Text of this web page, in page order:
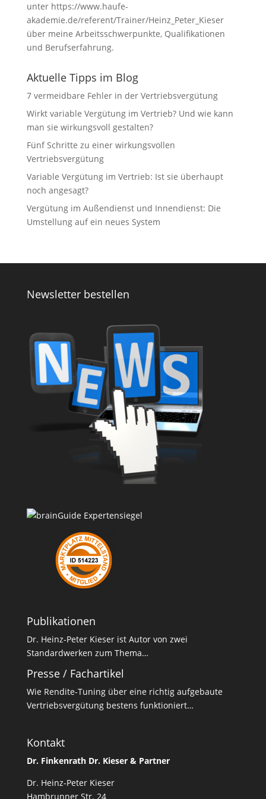
unter https://www.haufe-
akademie.de/referent/Trainer/Heinz_Peter_Kieser
über meine Arbeitsschwerpunkte, Qualifikationen
und Berufserfahrung.
Aktuelle Tipps im Blog
7 vermeidbare Fehler in der Vertriebsvergütung
Wirkt variable Vergütung im Vertrieb? Und wie kann
man sie wirkungsvoll gestalten?
Fünf Schritte zu einer wirkungsvollen
Vertriebsvergütung
Variable Vergütung im Vertrieb: Ist sie überhaupt
noch angesagt?
Vergütung im Außendienst und Innendienst: Die
Umstellung auf ein neues System
Newsletter bestellen
Publikationen
Dr. Heinz-Peter Kieser ist Autor von zwei
Standardwerken zum Thema…
Presse / Fachartikel
Wie Rendite-Tuning über eine richtig aufgebaute
Vertriebsvergütung bestens funktioniert…
Kontakt
Dr. Finkenrath Dr. Kieser & Partner
Dr. Heinz-Peter Kieser
Hambrunner Str. 24